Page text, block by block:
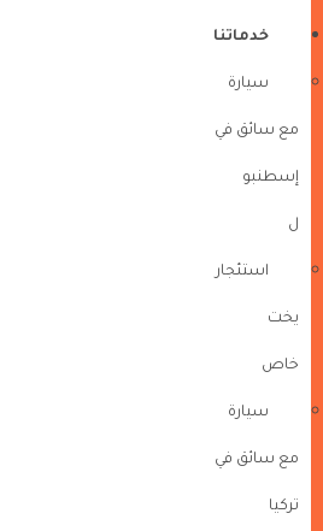
خدماتنا
سيارة
مع سائق في
إسطنبو
ل
استئجار
يخت
خاص
سيارة
مع سائق في
تركيا